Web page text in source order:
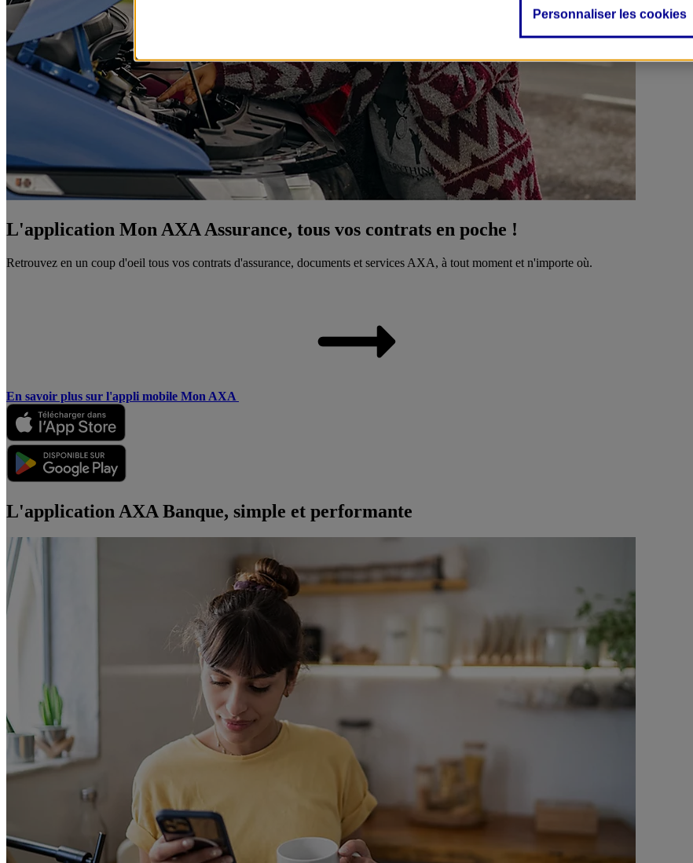
L'application Mon AXA Assurance, tous vos contrats en poche !
Retrouvez en un coup d'oeil tous vos contrats d'assurance, documents et services AXA, à tout moment et n'importe où.
En savoir plus sur l'appli mobile Mon AXA
L'application AXA Banque, simple et performante
Personnaliser les cookies